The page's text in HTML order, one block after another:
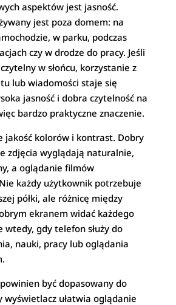
aspektów jest jasność.
jest poza domem: na
w parku, podczas
czy w drodze do pracy. Jeśli
w słońcu, korzystanie z
lub wiadomości staje się
jasność i dobra czytelność na
bardzo praktyczne znaczenie.
jakość kolorów i kontrast. Dobry
zdjęcia wyglądają naturalnie,
a oglądanie filmów
każdy użytkownik potrzebuje
półki, ale różnicę między
ekranem widać każdego
wtedy, gdy telefon służy do
nauki, pracy lub oglądania
być dopasowany do
wyświetlacz ułatwia oglądanie